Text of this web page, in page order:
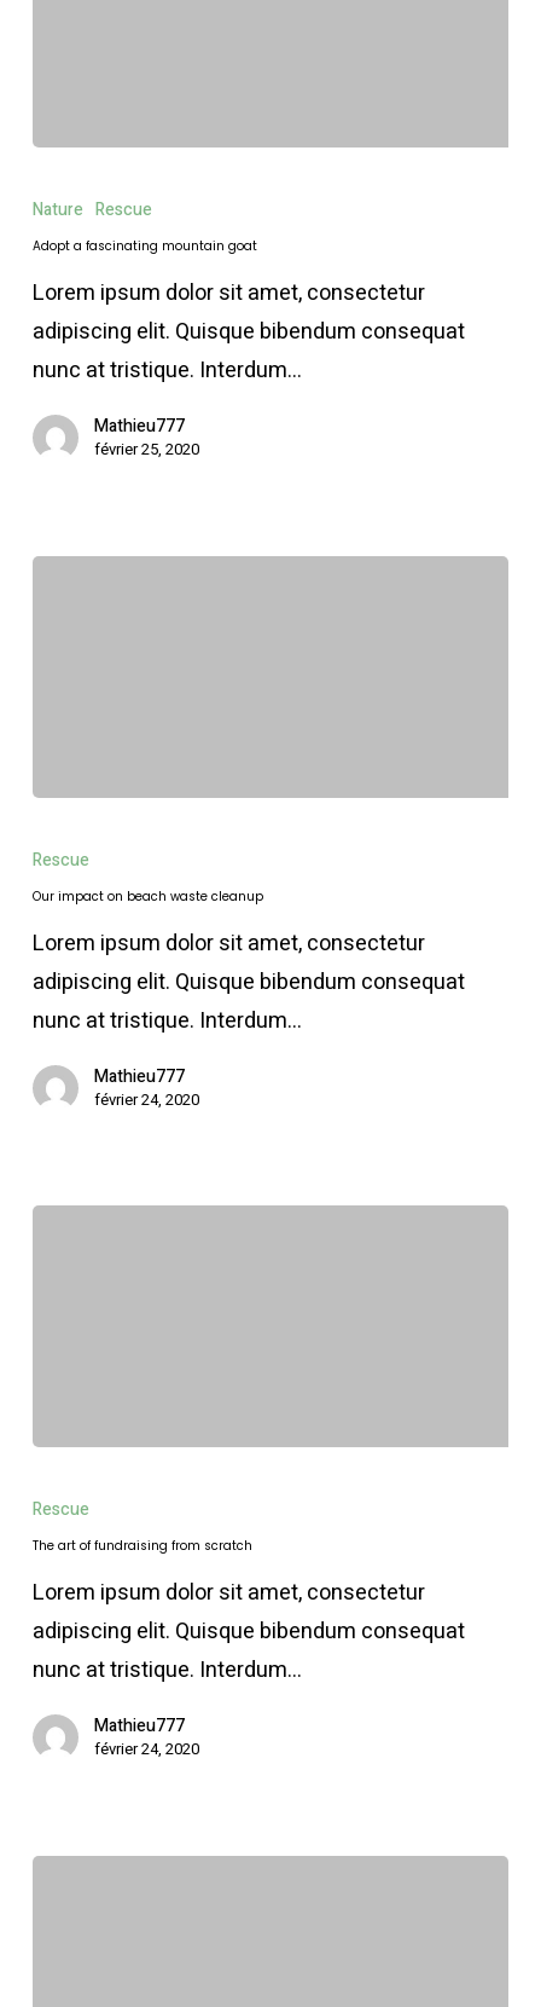
a
fascinating
mountain
goat
Nature Rescue
Adopt a fascinating mountain goat
Lorem ipsum dolor sit amet, consectetur
adipiscing elit. Quisque bibendum consequat
nunc at tristique. Interdum…
Mathieu777
février 25, 2020
impact
on
beach
waste
cleanup
Rescue
Our impact on beach waste cleanup
Lorem ipsum dolor sit amet, consectetur
adipiscing elit. Quisque bibendum consequat
nunc at tristique. Interdum…
Mathieu777
février 24, 2020
art
of
fundraising
from
scratch
Rescue
The art of fundraising from scratch
Lorem ipsum dolor sit amet, consectetur
adipiscing elit. Quisque bibendum consequat
nunc at tristique. Interdum…
Mathieu777
février 24, 2020